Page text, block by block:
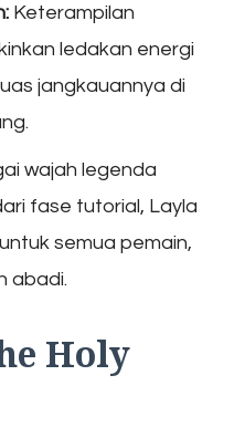
Keterampilan
ledakan energi
jangkauannya di
wajah legenda
fase tutorial, Layla
semua pemain,
abadi.
Holy